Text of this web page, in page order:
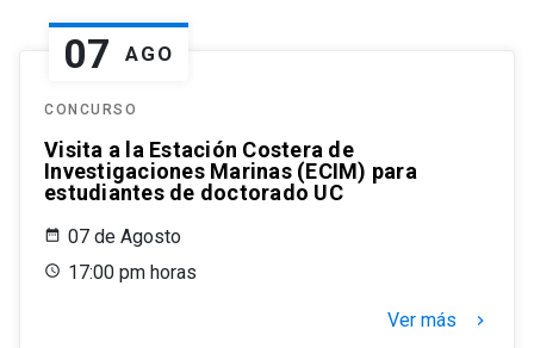
07 AGO
CONCURSO
Visita a la Estación Costera de
Investigaciones Marinas (ECIM) para
estudiantes de doctorado UC
07 de Agosto
17:00 pm horas
Ver más keyboard_arrow_right